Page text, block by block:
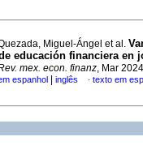
Miguel-Ángel et al.
educación financiera en
mex. econ. finanz, Mar
espanhol inglês · texto em